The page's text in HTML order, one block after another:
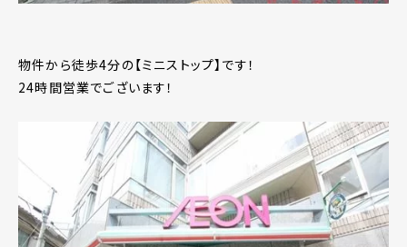
物件から徒歩4分の【ミニストップ】です！
24時間営業でございます！